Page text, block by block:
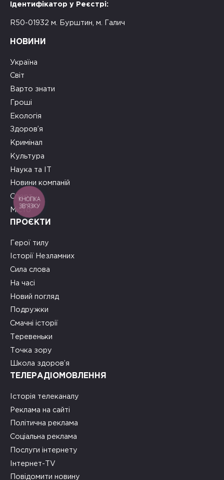
Ідентифікатор у Реєстрі:
R50-01932 м. Бурштин, м. Галич
НОВИНИ
Україна
Світ
Варто знати
Гроші
Екологія
Здоров’я
Кримінал
Культура
Наука та ІТ
Новини компаній
Спорт
Місто
ПРОЄКТИ
Герої тилу
Історії Незламних
Сила слова
На часі
Новий погляд
Подружки
Смачні історії
Теревеньки
Точка зору
Школа здоров’я
ТЕЛЕРАДІОМОВЛЕННЯ
Історія телеканалу
Реклама на сайті
Політична реклама
Соціальна реклама
Послуги інтернету
Інтернет-TV
Повідомити новину
КНОПКА
ЗВ'ЯЗКУ